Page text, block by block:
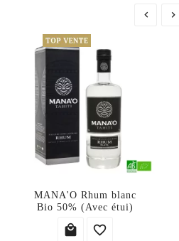
 
MANA'O Rhum blanc
Bio 50% (Avec étui)
 